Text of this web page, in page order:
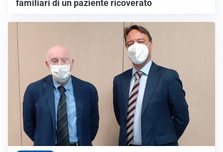
familiari di un paziente ricoverato